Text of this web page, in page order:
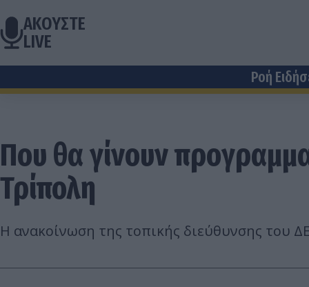
ΑΚΟΥΣΤΕ
LIVE
Ροή
Που θα γίνουν
Τρίπολη
Η ανακοίνωση της τοπικής διεύθυνσης του